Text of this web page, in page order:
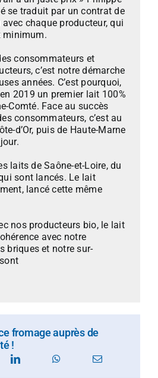
se traduit par un contrat de
chaque producteur, qui
minimum.
consommateurs et
c’est notre démarche
années. C’est pourquoi,
2019 un premier lait 100%
Comté. Face au succès
consommateurs, c’est au
d’Or, puis de Haute-Marne
laits de Saône-et-Loire, du
sont lancés. Le lait
lancé cette même
nos producteurs bio, le lait
avec notre
briques et notre sur-
fromage auprès de
!